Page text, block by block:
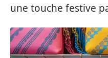
une touche festive